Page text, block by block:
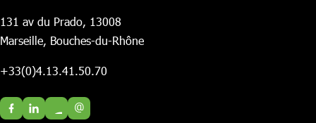
131 av du Prado, 13008
Marseille, Bouches-du-Rhône
+33(0)4.13.41.50.70
@